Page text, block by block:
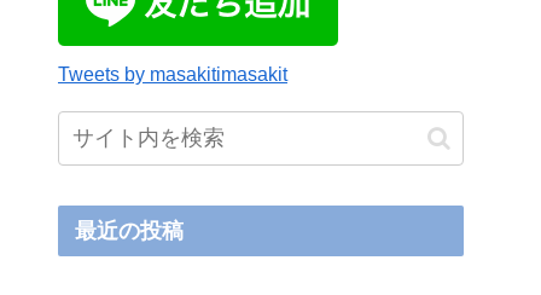
Tweets by masakitimasakit
最近の投稿